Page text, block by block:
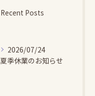
Recent Posts
2026/07/24
夏季休業のお知らせ